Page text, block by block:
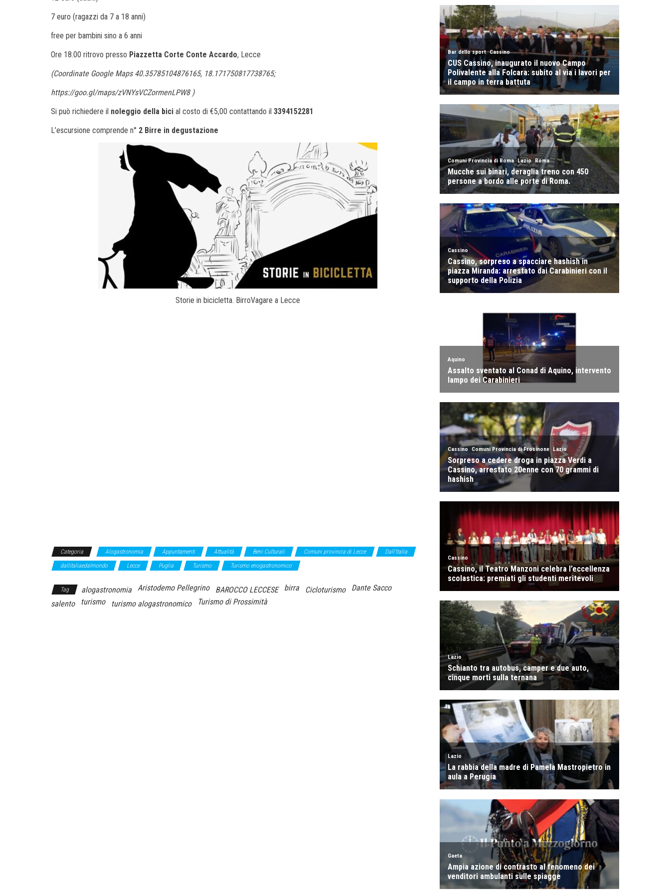
7 euro (ragazzi da 7 a 18 anni)
free per bambini sino a 6 anni
Ore 18.00 ritrovo presso Piazzetta Corte Conte Accardo, Lecce
(Coordinate Google Maps 40.35785104876165, 18.171750817738765;
https://goo.gl/maps/zVNYsVCZormenLPW8 )
Si può richiedere il noleggio della bici al costo di €5,00 contattando il 3394152281
L’escursione comprende n° 2 Birre in degustazione
Storie in bicicletta. BirroVagare a Lecce
Categoria Alogastronomia Appuntamenti Attualità Beni Culturali Comuni provincia di Lecce
Dall'Italia
dallitaliaedalmondo
Lecce Puglia Turismo Turismo enogastronomico
Tag alogastronomia Aristodemo Pellegrino BAROCCO LECCESE birra Cicloturismo
Dante Sacco
salento
turismo turismo alogastronomico Turismo di Prossimità